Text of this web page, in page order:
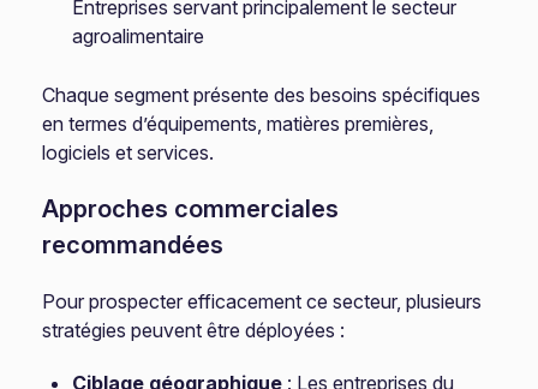
Entreprises servant principalement le secteur
agroalimentaire
Chaque segment présente des besoins spécifiques
en termes d’équipements, matières premières,
logiciels et services.
Approches commerciales
recommandées
Pour prospecter efficacement ce secteur, plusieurs
stratégies peuvent être déployées :
Ciblage géographique : Les entreprises du